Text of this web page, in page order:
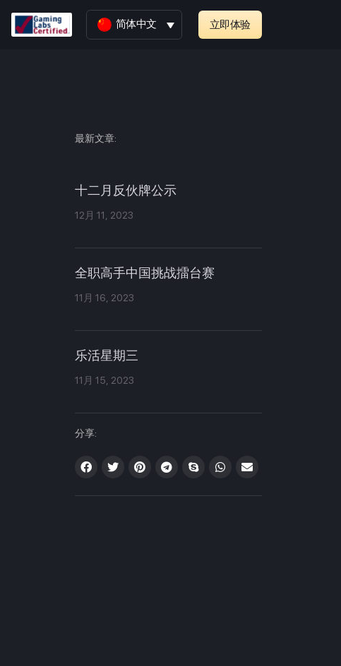
简体中文 立即体验
最新文章:
十二月反伙牌公示
12月 11, 2023
全职高手中国挑战擂台赛
11月 16, 2023
乐活星期三
11月 15, 2023
分享: